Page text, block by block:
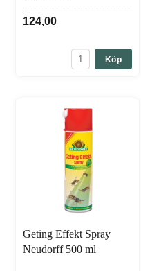
124,00
Köp
Geting Effekt Spray
Neudorff 500 ml